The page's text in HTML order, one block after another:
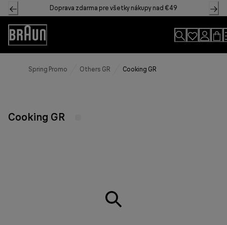
Skip
to
Content
Doprava zdarma pre všetky nákupy nad €49
Accessibility
Statement
Spring Promo Others GR Cooking GR
Cooking GR